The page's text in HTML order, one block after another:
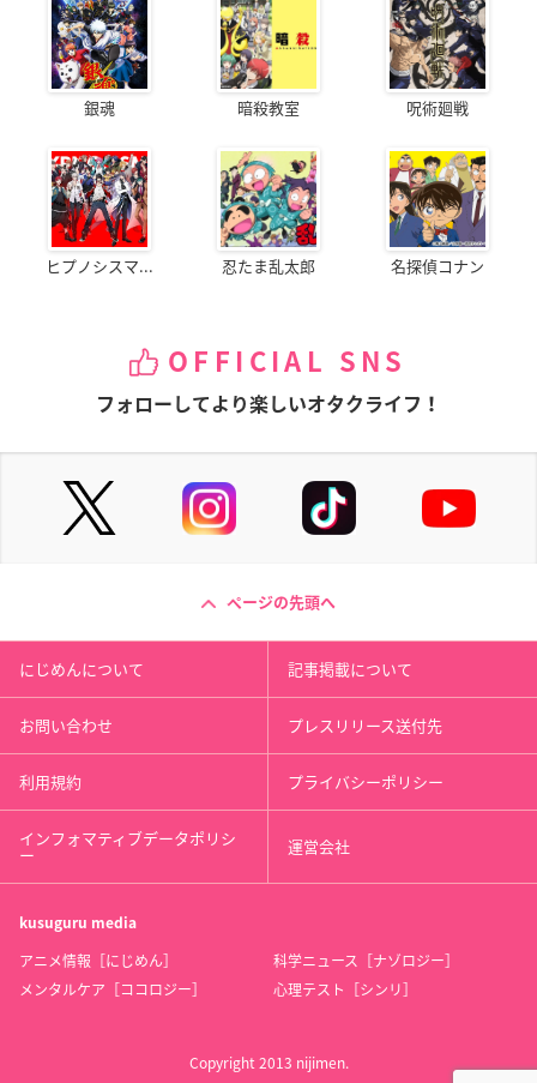
銀魂 暗殺教室 呪術廻戦
ヒプノシスマ... 忍たま乱太郎 名探偵コナン
OFFICIAL SNS
フォローしてより楽しいオタクライフ！
ページの先頭へ
にじめんについて 記事掲載について
お問い合わせ プレスリリース送付先
利用規約 プライバシーポリシー
インフォマティブデータポリシ
ー 運営会社
kusuguru media
アニメ情報［にじめん］
科学ニュース［ナゾロジー］
メンタルケア［ココロジー］
心理テスト［シンリ］
Copyright 2013 nijimen.